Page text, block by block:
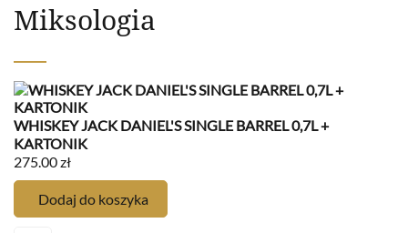
Miksologia
WHISKEY JACK DANIEL'S SINGLE BARREL 0,7L +
KARTONIK
275.00zł
Dodaj do koszyka